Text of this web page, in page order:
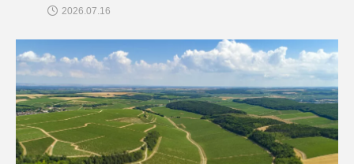
2026.07.16